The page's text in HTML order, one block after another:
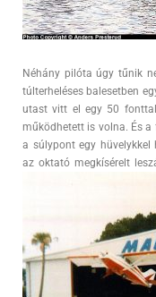
Néhány pilóta úgy tűnik
túlterheléses balesetben
utast vitt el egy 50
működhetett is volna. És
a súlypont egy
az oktató megkísérelt